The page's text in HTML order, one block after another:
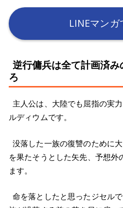
LINEマンガ
逆行傭兵は全て計画済
ろ
主人公は、大陸でも屈指の実
ルディウムです。
没落した一族の復讐のために
を果たそうとした矢先、予想外
ます。
命を落としたと思ったジセル